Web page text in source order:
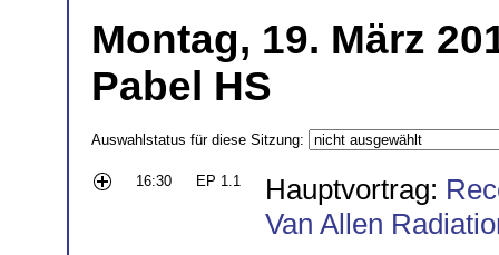
Montag, 19. März
Pabel HS
Auswahlstatus für diese Sitzung:
16:30 EP 1.1 Hauptvortrag:
Van Allen